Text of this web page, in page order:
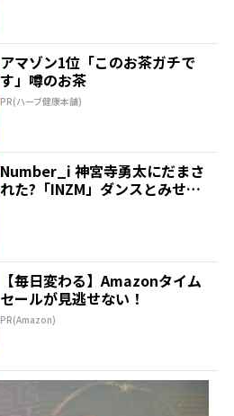
アマゾン1位「このお茶ガチで
す」噂のお茶
PR(ハーブ健康本舗)
Number_i 神宮寺勇太にだまさ
れた?「INZM」ダンスとみせか
【毎日変わる】Amazonタイム
セールが見逃せない！
PR(Amazon)